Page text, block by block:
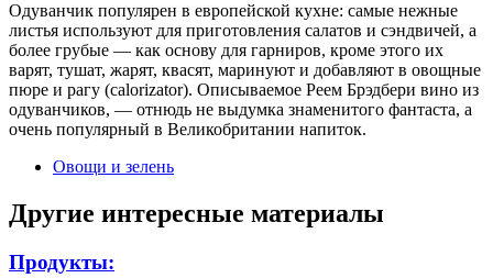
Одуванчик популярен в европейской кухне: самые нежные
листья используют для приготовления салатов и сэндвичей, а
более грубые — как основу для гарниров, кроме этого их
варят, тушат, жарят, квасят, маринуют и добавляют в овощные
пюре и рагу (calorizator). Описываемое Реем Брэдбери вино из
одуванчиков, — отнюдь не выдумка знаменитого фантаста, а
очень популярный в Великобритании напиток.
Овощи и зелень
Другие интересные материалы
Продукты: